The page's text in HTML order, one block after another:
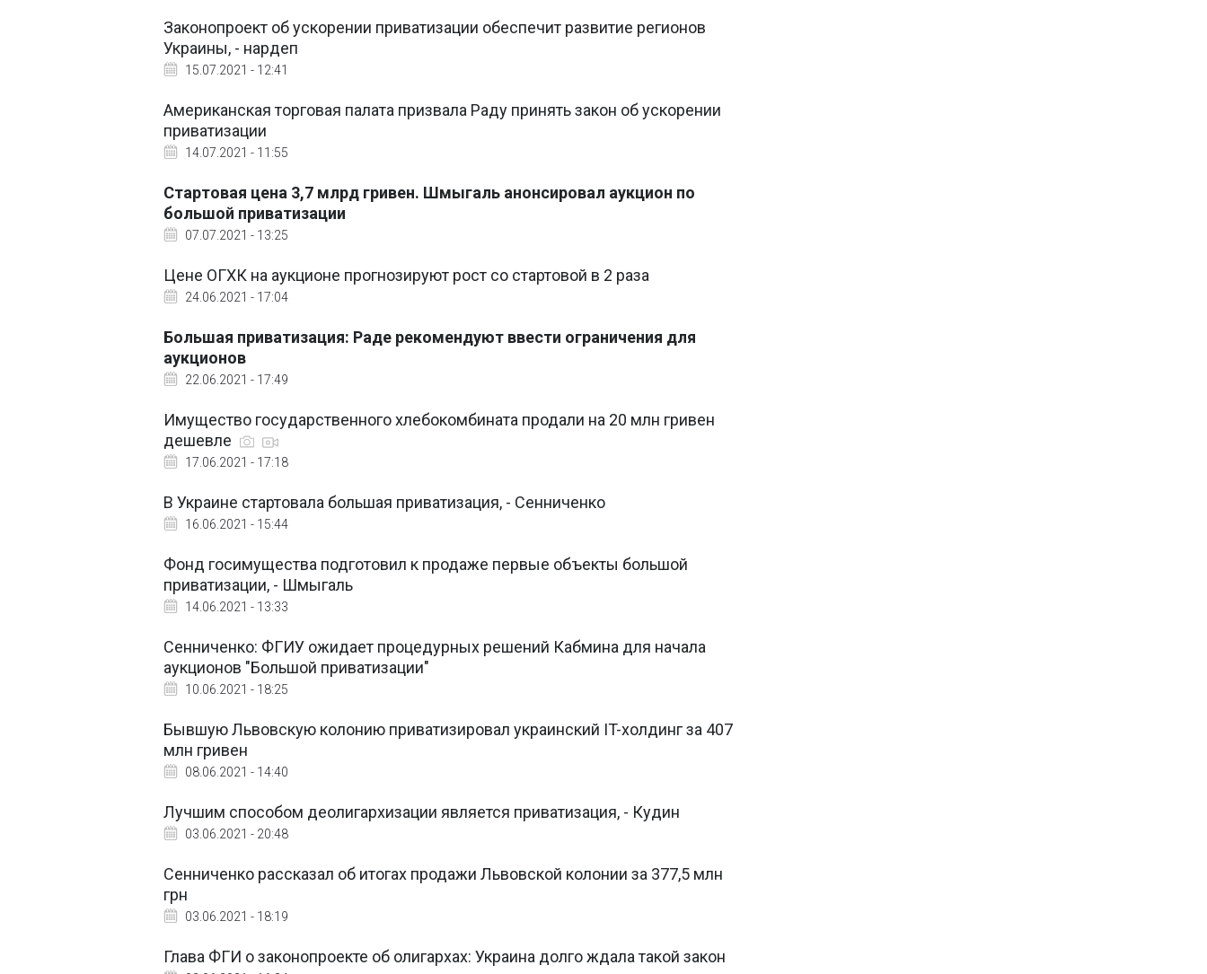
Законопроект об ускорении приватизации обеспечит развитие регионов
Украины, - нардеп
15.07.2021 - 12:41
Американская торговая палата призвала Раду принять закон об ускорении
приватизации
14.07.2021 - 11:55
Стартовая цена 3,7 млрд гривен. Шмыгаль анонсировал аукцион по
большой приватизации
07.07.2021 - 13:25
Цене ОГХК на аукционе прогнозируют рост со стартовой в 2 раза
24.06.2021 - 17:04
Большая приватизация: Раде рекомендуют ввести ограничения для
аукционов
22.06.2021 - 17:49
Имущество государственного хлебокомбината продали на 20 млн гривен
дешевле
17.06.2021 - 17:18
В Украине стартовала большая приватизация, - Сенниченко
16.06.2021 - 15:44
Фонд госимущества подготовил к продаже первые объекты большой
приватизации, - Шмыгаль
14.06.2021 - 13:33
Сенниченко: ФГИУ ожидает процедурных решений Кабмина для начала
аукционов "Большой приватизации"
10.06.2021 - 18:25
Бывшую Львовскую колонию приватизировал украинский IT-холдинг за 407
млн гривен
08.06.2021 - 14:40
Лучшим способом деолигархизации является приватизация, - Кудин
03.06.2021 - 20:48
Сенниченко рассказал об итогах продажи Львовской колонии за 377,5 млн
грн
03.06.2021 - 18:19
Глава ФГИ о законопроекте об олигархах: Украина долго ждала такой закон